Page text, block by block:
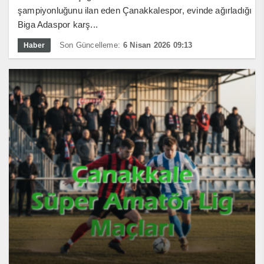
şampiyonluğunu ilan eden Çanakkalespor, evinde ağırladığı
Biga Adaspor karş...
Haber Son Güncelleme: 6 Nisan 2026 09:13